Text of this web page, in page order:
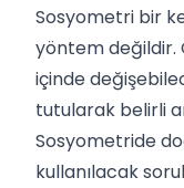
Sosyometri bir
yöntem değildir.
içinde
tutularak belirli
Sosyometride
kullanılacak